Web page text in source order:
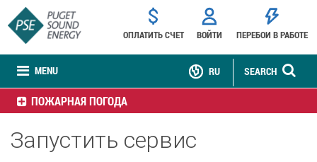
MENU
ОПЛАТИТЬ СЧЕТ ВОЙТИ ПЕРЕБОИ В РАБОТЕ
SEARCH
RU
ПОЖАРНАЯ ПОГОДА
Запустить сервис